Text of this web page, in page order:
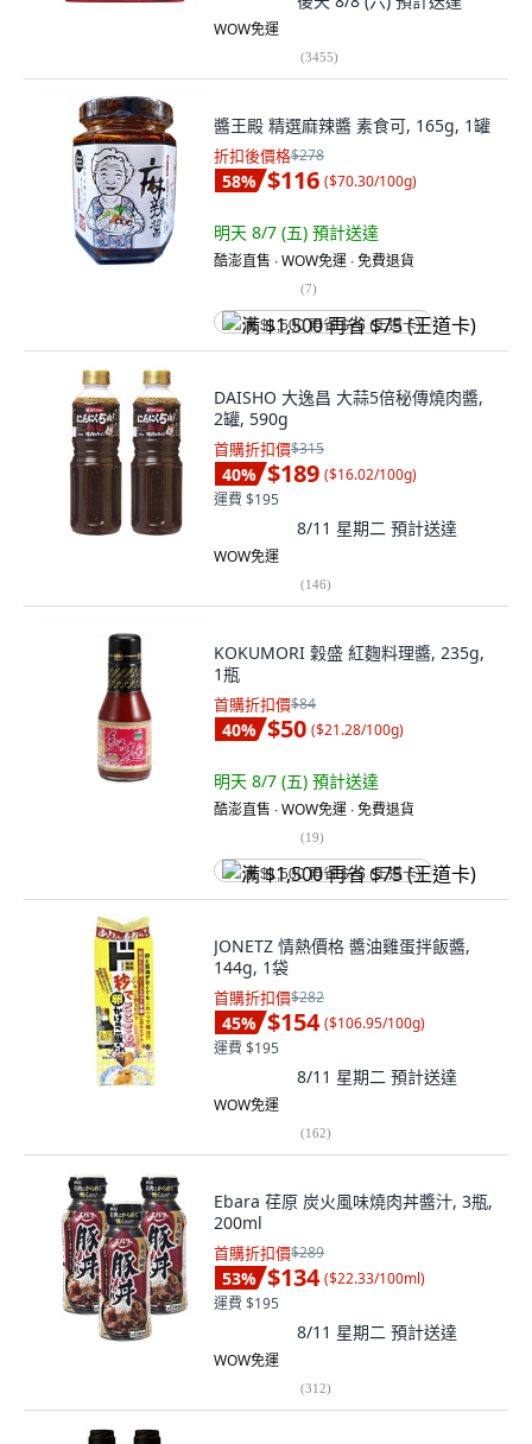
WOW免運
(3455)
醬王殿 精選麻辣醬 素食可, 165g, 1罐
折扣後價格$278
58% $116 ($70.30/100g)
明天 8/7 (五) 預計送達
酷澎直售 ∙ WOW免運 ∙ 免費退貨
(7)
满 $1,500 再省 $75 (王道卡)
DAISHO 大逸昌 大蒜5倍秘傳燒肉醬,
2罐, 590g
首購折扣價$315
40% $189 ($16.02/100g)
運費 $195
8/11 星期二 預計送達
WOW免運
(146)
KOKUMORI 穀盛 紅麴料理醬, 235g,
1瓶
首購折扣價$84
40% $50 ($21.28/100g)
明天 8/7 (五) 預計送達
酷澎直售 ∙ WOW免運 ∙ 免費退貨
(19)
满 $1,500 再省 $75 (王道卡)
JONETZ 情熱價格 醬油雞蛋拌飯醬,
144g, 1袋
首購折扣價$282
45% $154 ($106.95/100g)
運費 $195
8/11 星期二 預計送達
WOW免運
(162)
Ebara 荏原 炭火風味燒肉丼醬汁, 3瓶,
200ml
首購折扣價$289
53% $134 ($22.33/100ml)
運費 $195
8/11 星期二 預計送達
WOW免運
(312)